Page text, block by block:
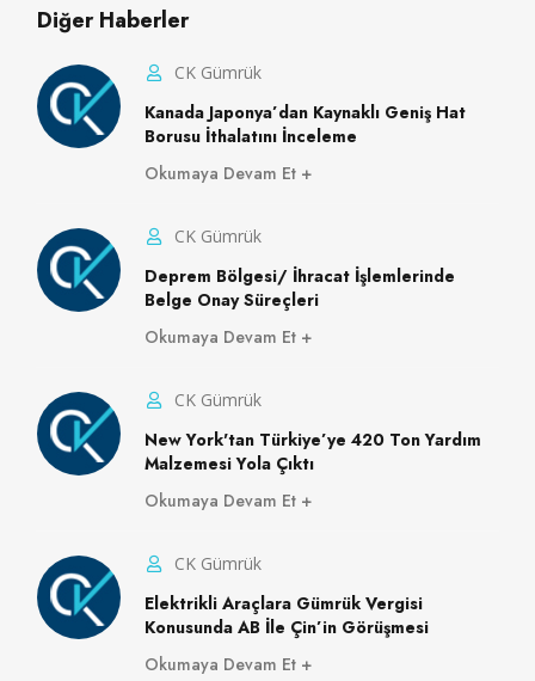
Diğer Haberler
CK Gümrük
Kanada Japonya’dan Kaynaklı Geniş Hat
Borusu İthalatını İnceleme
Okumaya Devam Et
CK Gümrük
Deprem Bölgesi/ İhracat İşlemlerinde
Belge Onay Süreçleri
Okumaya Devam Et
CK Gümrük
New York'tan Türkiye’ye 420 Ton Yardım
Malzemesi Yola Çıktı
Okumaya Devam Et
CK Gümrük
Elektrikli Araçlara Gümrük Vergisi
Konusunda AB İle Çin’in Görüşmesi
Okumaya Devam Et